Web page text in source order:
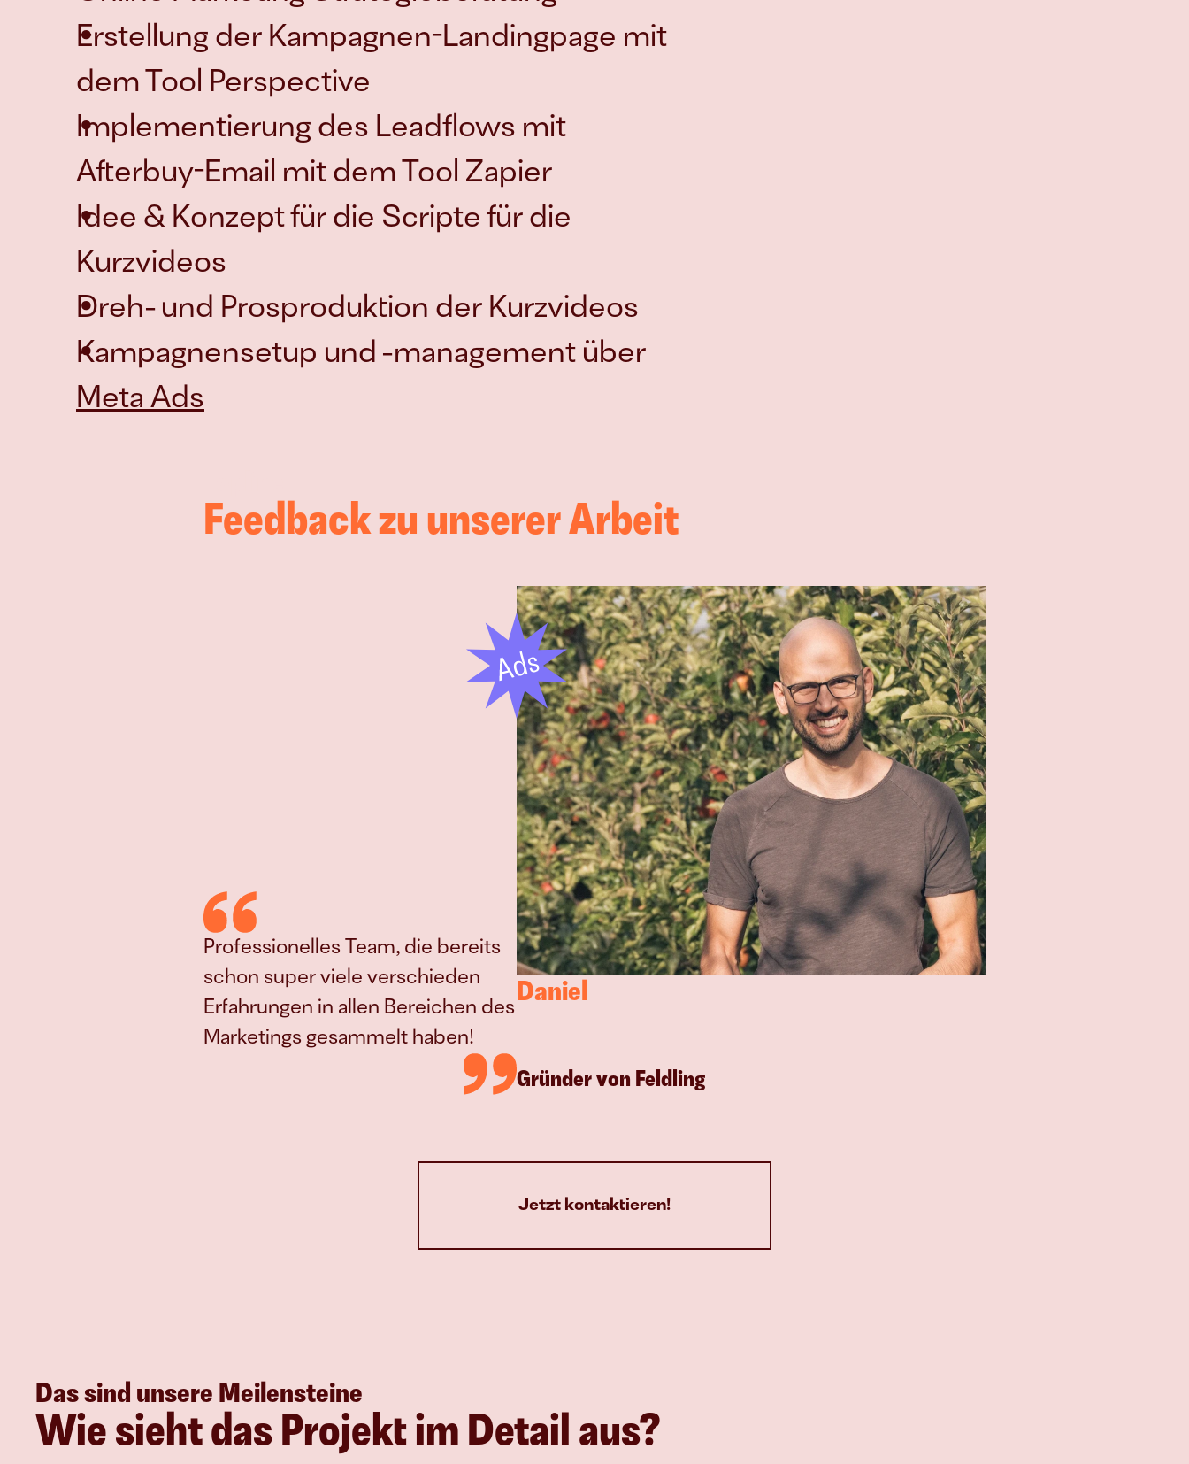
Erstellung der Kampagnen-Landingpage mit
dem Tool Perspective
Implementierung des Leadflows mit
Afterbuy-Email mit dem Tool Zapier
Idee & Konzept für die Scripte für die
Kurzvideos
Dreh- und Prosproduktion der Kurzvideos
Meta Ads
Feedback zu unserer Arbeit
Professionelles Team, die bereits
schon super viele verschieden
Erfahrungen in allen Bereichen des
Marketings gesammelt haben!
Daniel
Gründer von Feldling
Jetzt kontaktieren!
Das sind unsere Meilensteine
Wie sieht das Projekt im Detail aus?